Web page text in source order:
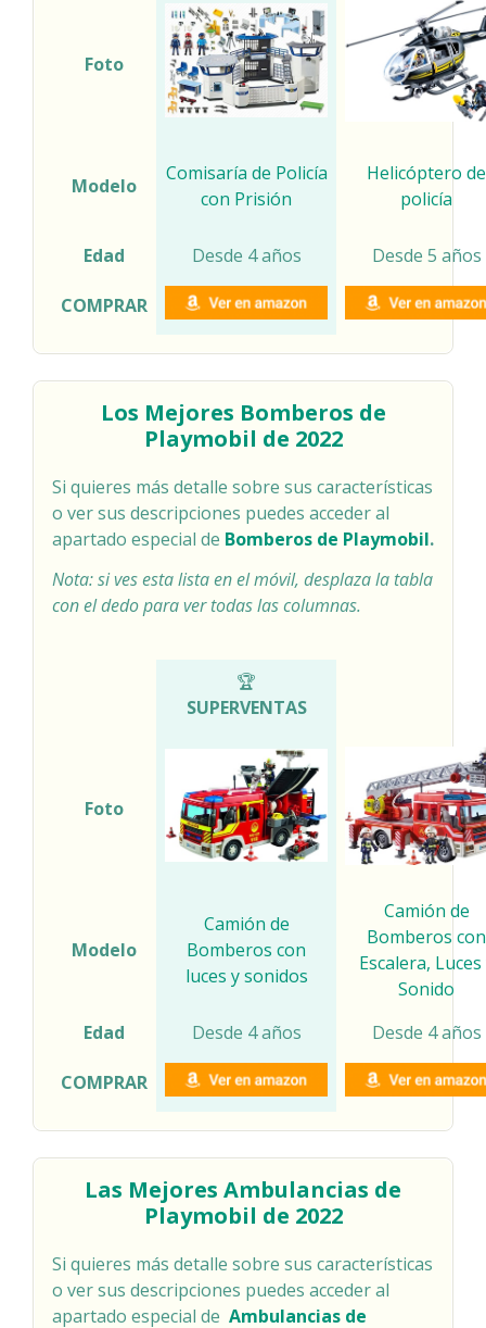
Foto
Modelo
Comisaría de Policía
con Prisión
Helicóptero de
policía
Edad Desde 4 años Desde 5 años
COMPRAR
Los Mejores Bomberos de
Playmobil de 2022
Si quieres más detalle sobre sus características
o ver sus descripciones puedes acceder al
apartado especial de Bomberos de Playmobil.
Nota: si ves esta lista en el móvil, desplaza la tabla
con el dedo para ver todas las columnas.
🏆
SUPERVENTAS
Foto
Modelo
Camión de
Bomberos con
luces y sonidos
Camión de
Bomberos con
Escalera, Luces
Sonido
Edad
Desde 4 años Desde 4 años
COMPRAR
Las Mejores Ambulancias de
Playmobil de 2022
Si quieres más detalle sobre sus características
o ver sus descripciones puedes acceder al
apartado especial de Ambulancias de